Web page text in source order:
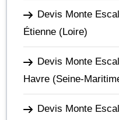
Devis Monte
Étienne (Loire)
Devis Monte
Havre (Seine-
Devis Monte